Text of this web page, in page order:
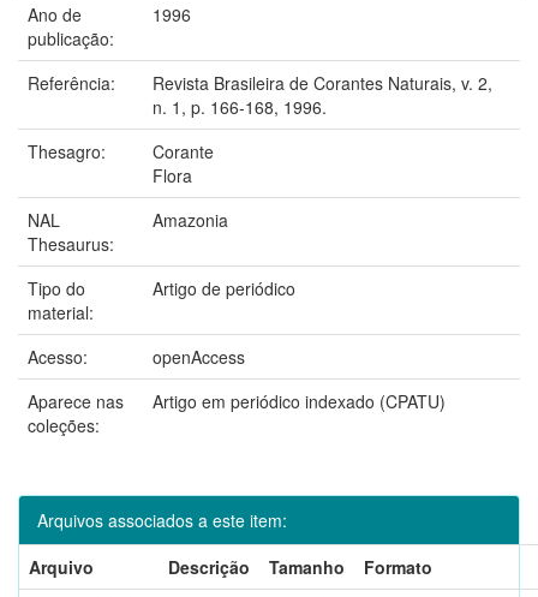
Ano de
publicação:
1996
Referência:
Revista Brasileira de Corantes Naturais, v. 2,
n. 1, p. 166-168, 1996.
Thesagro:
Corante
Flora
NAL
Thesaurus:
Amazonia
Tipo do
material:
Artigo de periódico
Acesso:
openAccess
Aparece nas
coleções:
Artigo em periódico indexado (CPATU)
Arquivos associados a este item:
Arquivo
Descrição Tamanho
Formato